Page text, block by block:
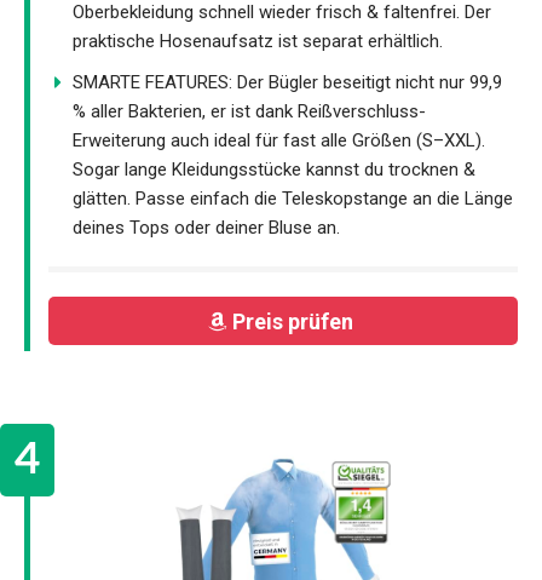
Oberbekleidung schnell wieder frisch & faltenfrei. Der
praktische Hosenaufsatz ist separat erhältlich.
SMARTE FEATURES: Der Bügler beseitigt nicht nur 99,9
% aller Bakterien, er ist dank Reißverschluss-
Erweiterung auch ideal für fast alle Größen (S–XXL).
Sogar lange Kleidungsstücke kannst du trocknen &
glätten. Passe einfach die Teleskopstange an die Länge
deines Tops oder deiner Bluse an.
Preis prüfen